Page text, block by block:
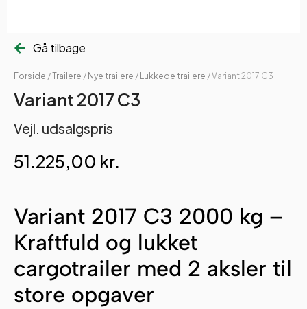
Gå tilbage
Forside /Trailere / Nye trailere / Lukkede trailere / Variant 2017 C3
Variant 2017 C3
Vejl. udsalgspris
51.225,00 kr.
Variant 2017 C3 2000 kg –
Kraftfuld og lukket
cargotrailer med 2 aksler til
store opgaver